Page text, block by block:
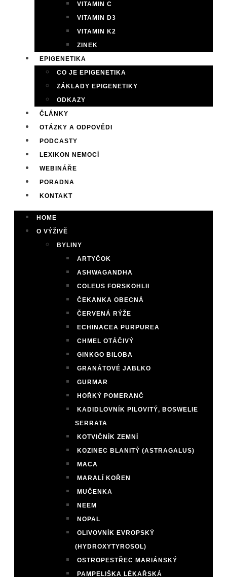
VITAMIN C
VITAMIN D3
VITAMIN K2
ZINEK
EPIGENETIKA
CO JE EPIGENETIKA
ZÁKLADY EPIGENETIKY
ODKAZY
ČLÁNKY
OTÁZKY A ODPOVĚDI
PODCASTY
LEXIKON NEMOCÍ
WEBINÁŘE
PORADNA
KONTAKT
HOME
O VÝŽIVĚ
BYLINY
ARTYČOK
ASHWAGANDHA
COLEUS FORSKOHLII
ČEKANKA OBECNÁ
ČERVENÁ RÝŽE
ECHINACEA PURPUREA
CHMEL OTÁČIVÝ
GINKGO BILOBA
GRANÁTOVÉ JABLKO
GURMAR
HOŘKÝ POMERANČ
KADIDLOVNÍK PILOVITÝ, BOSWELIE
SERRATA
KOTVIČNÍK ZEMNÍ
KOZINEC BLANITÝ (ASTRAGALUS)
MACA
MARALÍ KOŘEN
MUČENKA
NEEM
NOPAL
OLIVOVNÍK EVROPSKÝ
(HYDROXYTYROSOL)
OSTROPESTŘEC MARIÁNSKÝ
PAMPELIŠKA LÉKAŘSKÁ